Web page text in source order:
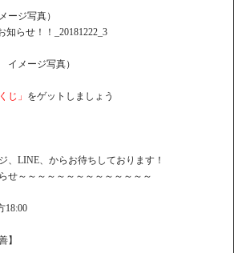
ージ写真）
イメージ写真）
じ」 をゲットしましょう
、LINE、からお待ちしております！
せ～～～～～～～～～～～～～～
】